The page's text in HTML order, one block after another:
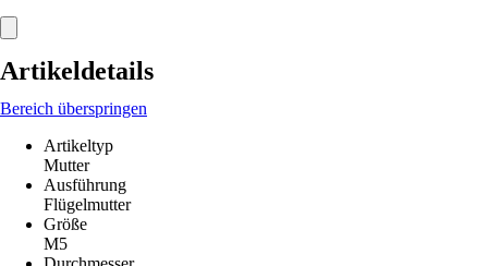
Artikeldetails
Bereich überspringen
Artikeltyp
Mutter
Ausführung
Flügelmutter
Größe
M5